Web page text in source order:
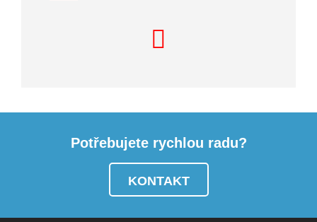
Potřebujete rychlou radu?
KONTAKT